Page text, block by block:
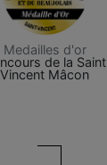
Medailles d'or
de la Saint
Vincent Mâcon